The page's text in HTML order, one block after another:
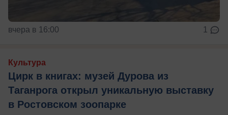
вчера в 16:00 1
Культура
Цирк в книгах: музей Дурова из
Таганрога открыл уникальную выставку
в Ростовском зоопарке